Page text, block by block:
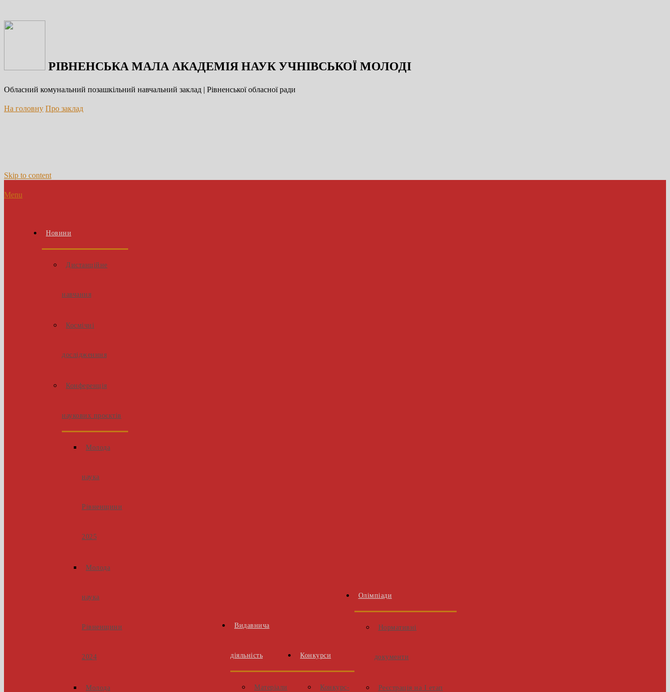
РІВНЕНСЬКА МАЛА АКАДЕМІЯ НАУК УЧНІВСЬКОЇ МОЛОДІ
Обласний комунальний позашкільний навчальний заклад | Рівненської обласної ради
На головну Про заклад
Skip to content
Menu
Новини
Дистанційне
навчання
Космічні
дослідженння
Конференція
наукових проєктів
Молода
наука
Рівненщини
2025
Молода
наука
Рівненщини
2024
Молода
Видавнича
діяльність
Матеріали
Конкурси
Конкурс-
Олімпіади
Нормативні
документи
Реєстрація на І етап